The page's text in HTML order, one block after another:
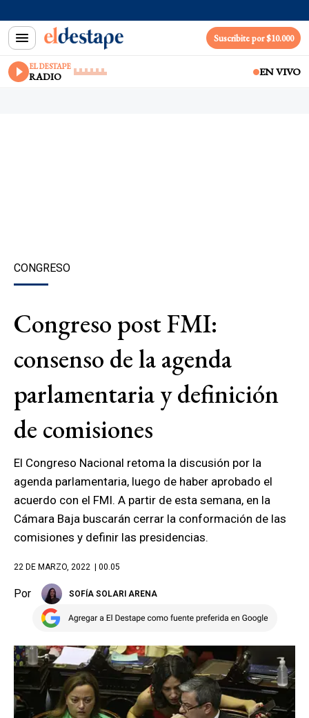
Suscribite por $10.000
EL DESTAPE
RADIO EN VIVO
CONGRESO
Congreso post FMI:
consenso de la agenda
parlamentaria y definición
de comisiones
El Congreso Nacional retoma la discusión por la
agenda parlamentaria, luego de haber aprobado el
acuerdo con el FMI. A partir de esta semana, en la
Cámara Baja buscarán cerrar la conformación de las
comisiones y definir las presidencias.
22 DE MARZO, 2022 | 00.05
Por SOFÍA SOLARI ARENA